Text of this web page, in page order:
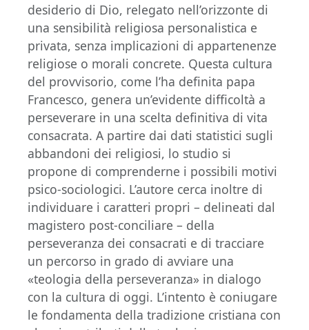
desiderio di Dio, relegato nell’orizzonte di
una sensibilità religiosa personalistica e
privata, senza implicazioni di appartenenze
religiose o morali concrete. Questa cultura
del provvisorio, come l’ha definita papa
Francesco, genera un’evidente difficoltà a
perseverare in una scelta definitiva di vita
consacrata. A partire dai dati statistici sugli
abbandoni dei religiosi, lo studio si
propone di comprenderne i possibili motivi
psico-sociologici. L’autore cerca inoltre di
individuare i caratteri propri – delineati dal
magistero post-conciliare – della
perseveranza dei consacrati e di tracciare
un percorso in grado di avviare una
«teologia della perseveranza» in dialogo
con la cultura di oggi. L’intento è coniugare
le fondamenta della tradizione cristiana con